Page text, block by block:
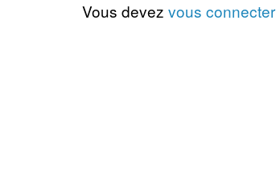
Vous devez vous connecter